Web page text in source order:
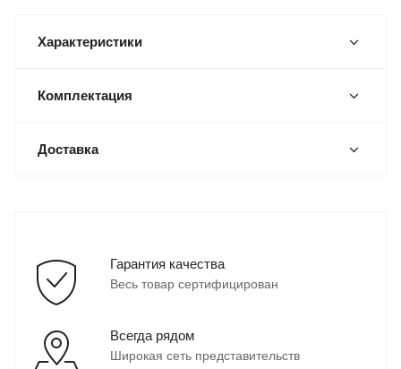
Характеристики
Комплектация
Доставка
Гарантия качества
Весь товар сертифицирован
Всегда рядом
Широкая сеть представительств